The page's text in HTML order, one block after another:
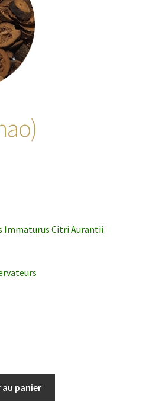
Immaturus Citri Aurantii
panier